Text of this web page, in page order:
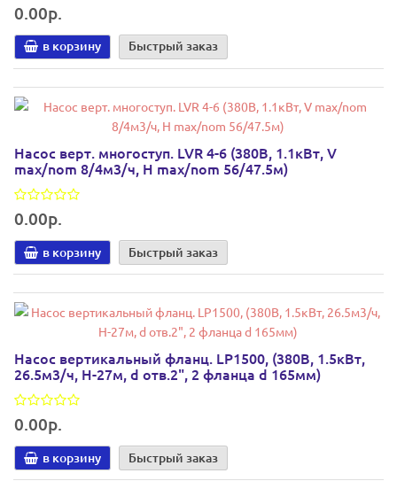
0.00р.
в корзину Быстрый заказ
Насос верт. многоступ. LVR 4-6 (380В, 1.1кВт, V
max/nom 8/4м3/ч, H max/nom 56/47.5м)
0.00р.
в корзину Быстрый заказ
Насос вертикальный фланц. LP1500, (380В, 1.5кВт,
26.5м3/ч, Н-27м, d отв.2", 2 фланца d 165мм)
0.00р.
в корзину Быстрый заказ